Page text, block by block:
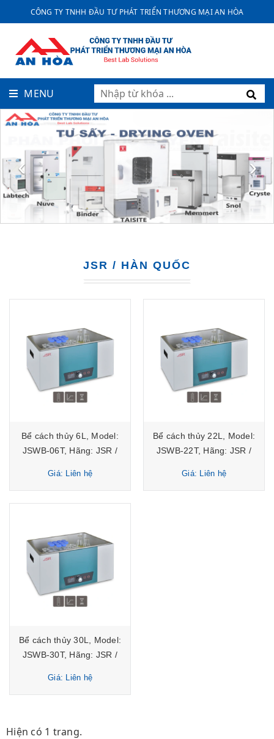
CÔNG TY TNHH ĐẦU TƯ PHÁT TRIỂN THƯƠNG MẠI AN HÒA
MENU
‹ ›
JSR / HÀN QUỐC
Bể cách thủy 6L, Model:
JSWB-06T, Hãng: JSR /
Giá: Liên hệ
Bể cách thủy 22L, Model:
JSWB-22T, Hãng: JSR /
Giá: Liên hệ
Bể cách thủy 30L, Model:
JSWB-30T, Hãng: JSR /
Giá: Liên hệ
Hiện có 1 trang.